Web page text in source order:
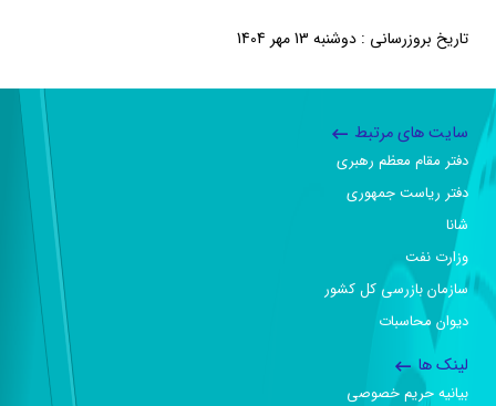
تاریخ بروزرسانی : دوشنبه 13 مهر 1404
سایت های مرتبط
دفتر مقام معظم رهبری
دفتر ریاست جمهوری
شانا
وزارت نفت
سازمان بازرسی کل کشور
دیوان محاسبات
لینک ها
بیانیه حریم خصوصی